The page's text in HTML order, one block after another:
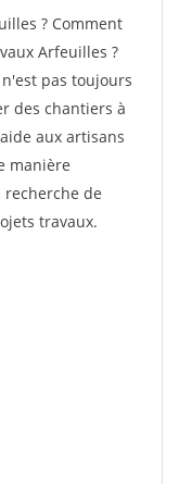
? Comment
Arfeuilles ?
pas toujours
des chantiers à
aux artisans
manière
de
travaux.